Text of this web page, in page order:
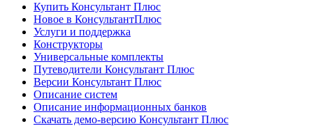
Купить Консультант Плюс
Новое в КонсультантПлюс
Услуги и поддержка
Конструкторы
Универсальные комплекты
Путеводители Консультант Плюс
Версии Консультант Плюс
Описание систем
Описание информационных банков
Скачать демо-версию Консультант Плюс